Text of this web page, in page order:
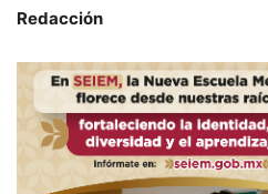
Redacción